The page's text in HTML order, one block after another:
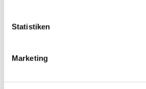
Statistiken
Marketing